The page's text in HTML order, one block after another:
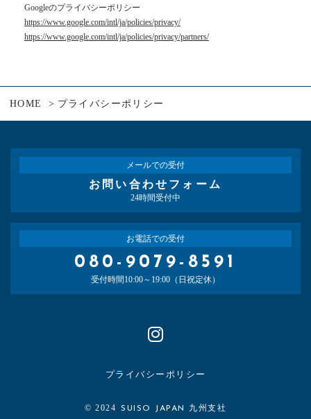
Googleのプライバシーポリシー
https://www.google.com/intl/ja/policies/privacy/
https://www.google.com/intl/ja/policies/privacy/partners/
HOME プライバシーポリシー
メールでの受付
お問い合わせフォーム
24時間受付中
お電話での受付
080-9079-8591
受付時間10:00～19:00（日祝定休）
プライバシーポリシー
© 2024 SUISO JAPAN 九州支社